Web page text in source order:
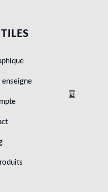
enseigne